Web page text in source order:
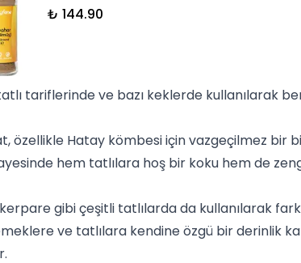
₺ 144.90
tariflerinde ve bazı keklerde kullanılarak
özellikle Hatay kömbesi için vazgeçilmez bir
hem tatlılara hoş bir koku hem de
gibi çeşitli tatlılarda da kullanılarak
ve tatlılara kendine özgü bir derinlik